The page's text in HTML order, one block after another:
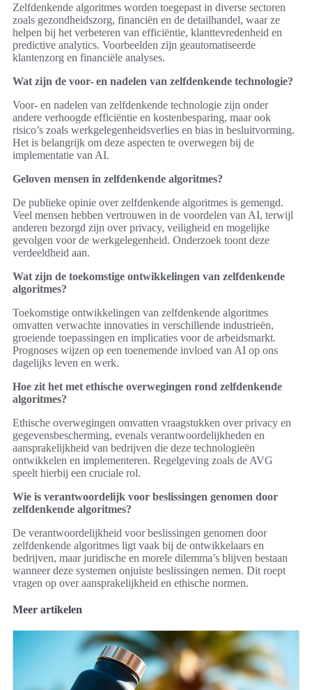
Zelfdenkende algoritmes worden toegepast in diverse sectoren
zoals gezondheidszorg, financiën en de detailhandel, waar ze
helpen bij het verbeteren van efficiëntie, klanttevredenheid en
predictive analytics. Voorbeelden zijn geautomatiseerde
klantenzorg en financiële analyses.
Wat zijn de voor- en nadelen van zelfdenkende technologie?
Voor- en nadelen van zelfdenkende technologie zijn onder
andere verhoogde efficiëntie en kostenbesparing, maar ook
risico’s zoals werkgelegenheidsverlies en bias in besluitvorming.
Het is belangrijk om deze aspecten te overwegen bij de
implementatie van AI.
Geloven mensen in zelfdenkende algoritmes?
De publieke opinie over zelfdenkende algoritmes is gemengd.
Veel mensen hebben vertrouwen in de voordelen van AI, terwijl
anderen bezorgd zijn over privacy, veiligheid en mogelijke
gevolgen voor de werkgelegenheid. Onderzoek toont deze
verdeeldheid aan.
Wat zijn de toekomstige ontwikkelingen van zelfdenkende
algoritmes?
Toekomstige ontwikkelingen van zelfdenkende algoritmes
omvatten verwachte innovaties in verschillende industrieën,
groeiende toepassingen en implicaties voor de arbeidsmarkt.
Prognoses wijzen op een toenemende invloed van AI op ons
dagelijks leven en werk.
Hoe zit het met ethische overwegingen rond zelfdenkende
algoritmes?
Ethische overwegingen omvatten vraagstukken over privacy en
gegevensbescherming, evenals verantwoordelijkheden en
aansprakelijkheid van bedrijven die deze technologieën
ontwikkelen en implementeren. Regelgeving zoals de AVG
speelt hierbij een cruciale rol.
Wie is verantwoordelijk voor beslissingen genomen door
zelfdenkende algoritmes?
De verantwoordelijkheid voor beslissingen genomen door
zelfdenkende algoritmes ligt vaak bij de ontwikkelaars en
bedrijven, maar juridische en morele dilemma’s blijven bestaan
wanneer deze systemen onjuiste beslissingen nemen. Dit roept
vragen op over aansprakelijkheid en ethische normen.
Meer artikelen